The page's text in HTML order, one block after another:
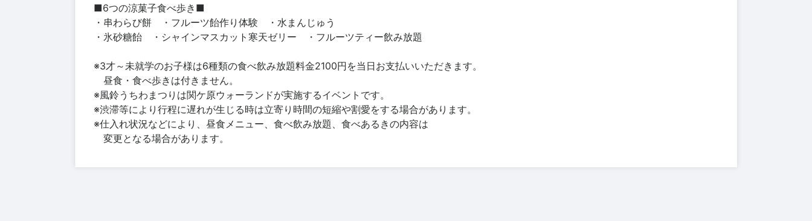
■6つの涼菓子食べ歩き■
・串わらび餅 ・フルーツ飴作り体験 ・水まんじゅう
・氷砂糖飴 ・シャインマスカット寒天ゼリー ・フルーツティー飲み放題
※3才～未就学のお子様は6種類の食べ飲み放題料金2100円を当日お支払いいただきます。
昼食・食べ歩きは付きません。
※風鈴うちわまつりは関ケ原ウォーランドが実施するイベントです。
※渋滞等により行程に遅れが生じる時は立寄り時間の短縮や割愛をする場合があります。
※仕入れ状況などにより、昼食メニュー、食べ飲み放題、食べあるきの内容は
変更となる場合があります。